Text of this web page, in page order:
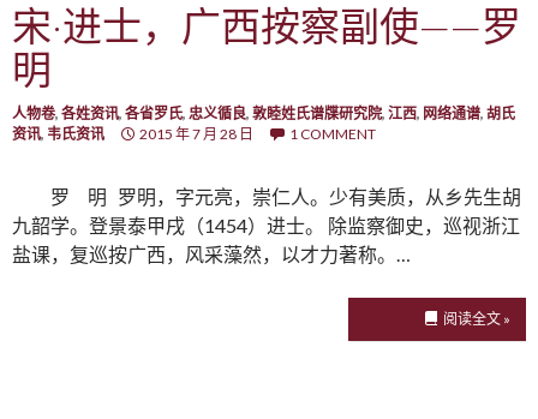
宋·进士，广西按察副使——罗
明
人物卷, 各姓资讯, 各省罗氏, 忠义循良, 敦睦姓氏谱牒研究院, 江西, 网络通谱, 胡氏
资讯, 韦氏资讯 2015 年 7 月 28 日 1 COMMENT
罗 明 罗明，字元亮，崇仁人。少有美质，从乡先生胡
九韶学。登景泰甲戌（1454）进士。 除监察御史，巡视浙江
盐课，复巡按广西，风采藻然，以才力著称。…
阅读全文 »